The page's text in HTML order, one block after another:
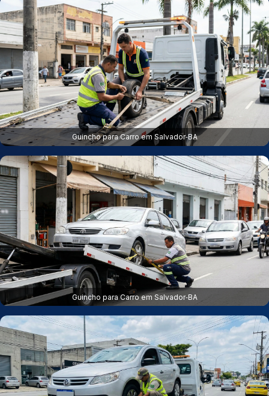
Guincho para Carro em Salvador‑BA
Guincho para Carro em Salvador‑BA